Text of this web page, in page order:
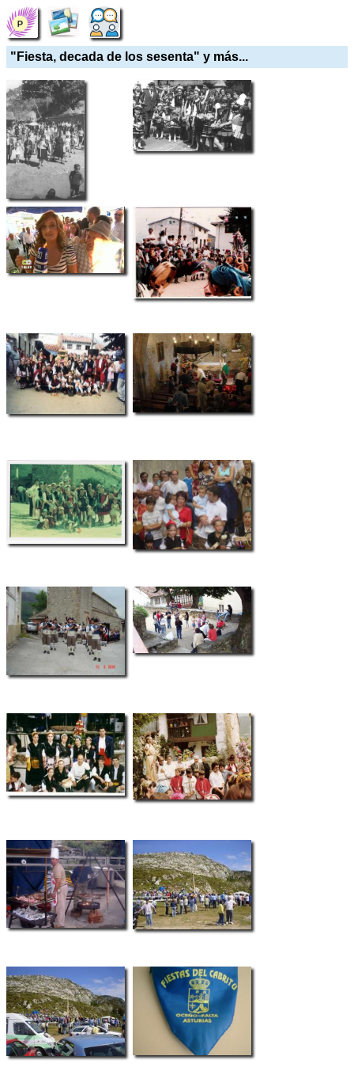
"Fiesta, decada de los sesenta" y más...